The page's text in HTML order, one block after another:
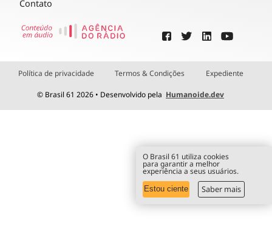
Contato
Política de privacidade Termos & Condições Expediente
© Brasil 61 2026 • Desenvolvido pela Humanoide.dev
O Brasil 61 utiliza cookies
para garantir a melhor
experiência a seus usuários.
Estou ciente Saber mais